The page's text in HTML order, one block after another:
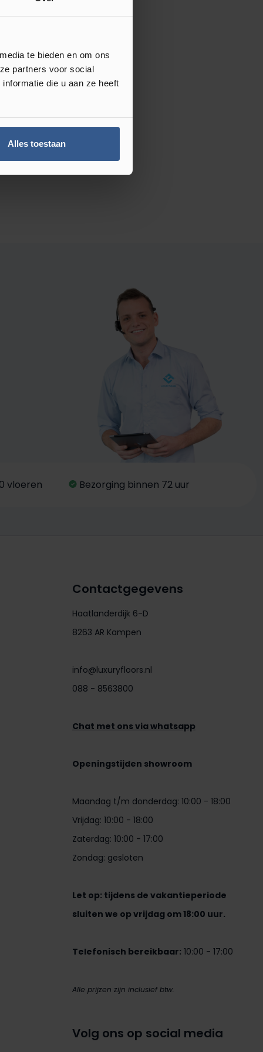
te bieden en om ons
partners voor social
die u aan ze heeft
Alles toestaan
vloeren Bezorging binnen 72 uur
Contactgegevens
Haatlanderdijk 6-D
8263 AR Kampen
info@luxuryfloors.nl
088 - 8563800
Chat met ons via whatsapp
Openingstijden showroom
Maandag t/m donderdag: 10:00 - 18:00
Vrijdag: 10:00 - 18:00
Zaterdag: 10:00 - 17:00
Zondag: gesloten
Let op: tijdens de vakantieperiode
sluiten we op vrijdag om 18:00 uur.
Telefonisch bereikbaar: 10:00 - 17:00
Alle prijzen zijn inclusief btw.
Volg ons op social media